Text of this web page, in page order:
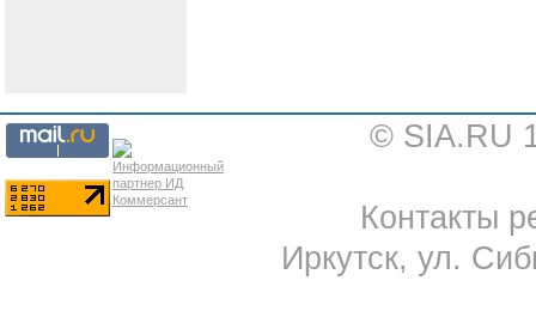
© SIA.RU
Контакты
Иркутск, ул.